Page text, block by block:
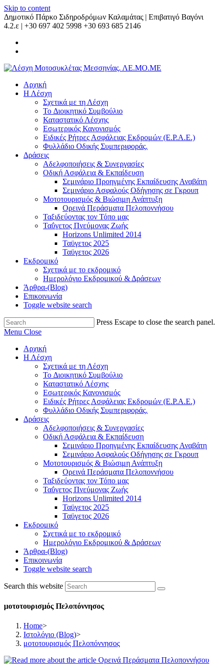
Skip to content
Δημοτικό Πάρκο Σιδηροδρόμων Καλαμάτας | Επιβατιγό Βαγόνι
4.2.ε | +30 697 402 5998 +30 693 685 2146
Αρχική
Η Λέσχη
Σχετικά με τη Λέσχη
Το Διοικητικό Συμβούλιο
Καταστατικό Λέσχης
Εσωτερικός Κανονισμός
Ειδικές Ρήτρες Ασφάλειας Εκδρομών (Ε.Ρ.Α.Ε.)
Φυλλάδιο Οδικής Συμπεριφοράς.
Δράσεις
Αδελφοποιήσεις & Συνεργασίες
Οδική Ασφάλεια & Εκπαίδευση
Σεμινάριο Προηγμένης Εκπαίδευσης Αναβάτη
Σεμινάριο Ασφαλούς Οδήγησης σε Γκρουπ
Μοτοτουρισμός & Βιώσιμη Ανάπτυξη
Ορεινά Περάσματα Πελοποννήσου
Ταξιδεύοντας τον Τόπο μας
Ταΰγετος Πνεύμονας Ζωής
Horizons Unlimited 2014
Ταϋγετος 2025
Ταϋγετος 2026
Εκδρομικό
Σχετικά με το εκδρομικό
Ημερολόγιο Εκδρομικού & Δράσεων
Άρθρα-(Blog)
Επικοινωνία
Toggle website search
Press Escape to close the search panel.
Menu Close
Αρχική
Η Λέσχη
Σχετικά με τη Λέσχη
Το Διοικητικό Συμβούλιο
Καταστατικό Λέσχης
Εσωτερικός Κανονισμός
Ειδικές Ρήτρες Ασφάλειας Εκδρομών (Ε.Ρ.Α.Ε.)
Φυλλάδιο Οδικής Συμπεριφοράς.
Δράσεις
Αδελφοποιήσεις & Συνεργασίες
Οδική Ασφάλεια & Εκπαίδευση
Σεμινάριο Προηγμένης Εκπαίδευσης Αναβάτη
Σεμινάριο Ασφαλούς Οδήγησης σε Γκρουπ
Μοτοτουρισμός & Βιώσιμη Ανάπτυξη
Ορεινά Περάσματα Πελοποννήσου
Ταξιδεύοντας τον Τόπο μας
Ταΰγετος Πνεύμονας Ζωής
Horizons Unlimited 2014
Ταϋγετος 2025
Ταϋγετος 2026
Εκδρομικό
Σχετικά με το εκδρομικό
Ημερολόγιο Εκδρομικού & Δράσεων
Άρθρα-(Blog)
Επικοινωνία
Toggle website search
Search this website
μοτοτουρισμός Πελοπόννησος
Home>
Ιστολόγιο (Blog)>
μοτοτουρισμός Πελοπόννησος